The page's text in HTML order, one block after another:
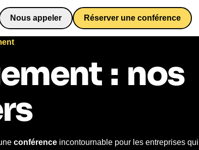
Nous appeler
0652698481
Réserver une conférence
: nos
conférenceincontournable pour les entreprises qui